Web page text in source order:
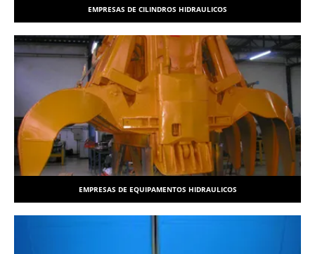
EMPRESAS DE CILINDROS HIDRAULICOS
EMPRESAS DE EQUIPAMENTOS HIDRAULICOS